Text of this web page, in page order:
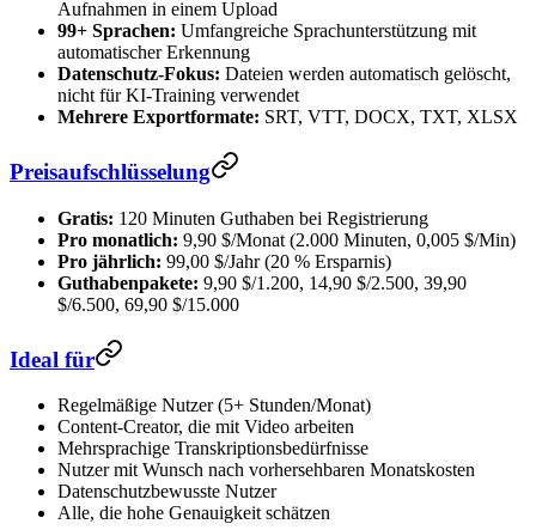
Aufnahmen in einem Upload
99+ Sprachen: Umfangreiche Sprachunterstützung mit
automatischer Erkennung
Datenschutz-Fokus: Dateien werden automatisch gelöscht,
nicht für KI-Training verwendet
Mehrere Exportformate: SRT, VTT, DOCX, TXT, XLSX
Preisaufschlüsselung
Gratis: 120 Minuten Guthaben bei Registrierung
Pro monatlich: 9,90 $/Monat (2.000 Minuten, 0,005 $/Min)
Pro jährlich: 99,00 $/Jahr (20 % Ersparnis)
Guthabenpakete: 9,90 $/1.200, 14,90 $/2.500, 39,90
$/6.500, 69,90 $/15.000
Ideal für
Regelmäßige Nutzer (5+ Stunden/Monat)
Content-Creator, die mit Video arbeiten
Mehrsprachige Transkriptionsbedürfnisse
Nutzer mit Wunsch nach vorhersehbaren Monatskosten
Datenschutzbewusste Nutzer
Alle, die hohe Genauigkeit schätzen